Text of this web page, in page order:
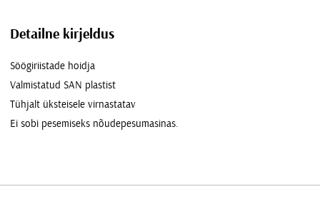
Detailne kirjeldus
Söögiriistade hoidja
Valmistatud SAN plastist
Tühjalt üksteisele virnastatav
Ei sobi pesemiseks nõudepesumasinas.